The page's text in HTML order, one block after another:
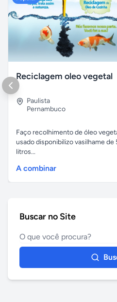
Reciclagem oleo vegetal
Paulista
Pernambuco
Faço recolhimento de óleo
usado disponibilizo vasilhame de
litros...
A combinar
Buscar no Site